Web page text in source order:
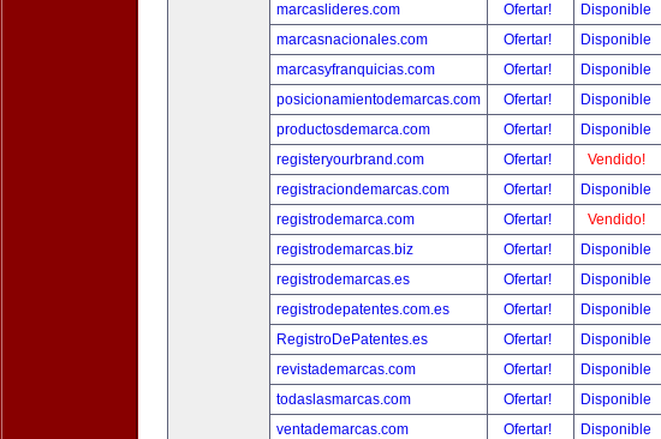
marcaslideres.com
Ofertar!
Disponible
marcasnacionales.com
Ofertar!
Disponible
marcasyfranquicias.com
Ofertar!
Disponible
posicionamientodemarcas.com
Ofertar!
Disponible
productosdemarca.com
Ofertar!
Disponible
registeryourbrand.com
Ofertar!
Vendido!
registraciondemarcas.com
Ofertar!
Disponible
registrodemarca.com
Ofertar!
Vendido!
registrodemarcas.biz
Ofertar!
Disponible
registrodemarcas.es
Ofertar!
Disponible
registrodepatentes.com.es
Ofertar!
Disponible
RegistroDePatentes.es
Ofertar!
Disponible
revistademarcas.com
Ofertar!
Disponible
todaslasmarcas.com
Ofertar!
Disponible
ventademarcas.com
Ofertar! Disponible